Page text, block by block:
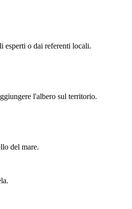
esperti o dai referenti locali.
l'albero sul territorio.
del mare.